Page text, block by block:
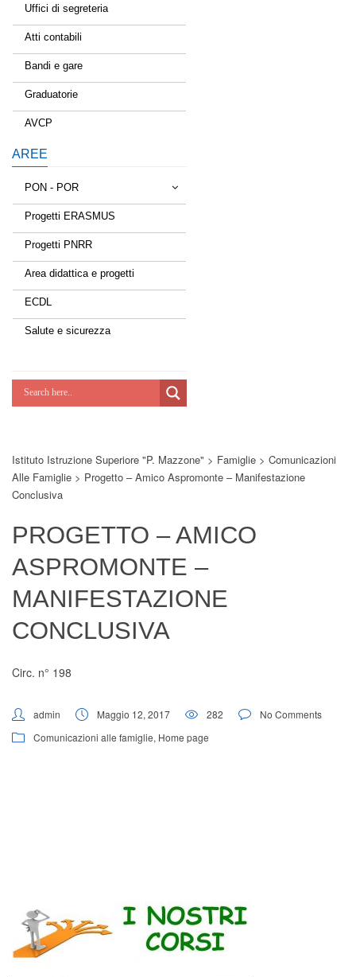
Uffici di segreteria
Atti contabili
Bandi e gare
Graduatorie
AVCP
AREE
PON - POR
Tessere la rete
Estate a scuola
Scuola d'estate
Lab Green
Potenziamoci
Digital Board
Progetti ERASMUS
Progetti PNRR
Area didattica e progetti
ECDL
Salute e sicurezza
Istituto Istruzione Superiore "P. Mazzone" > Famiglie > Comunicazioni
Alle Famiglie > Progetto – Amico Aspromonte – Manifestazione
Conclusiva
PROGETTO – AMICO
ASPROMONTE –
MANIFESTAZIONE
CONCLUSIVA
Circ. n° 198
admin Maggio 12, 2017 282
No Comments
Comunicazioni alle famiglie, Home page